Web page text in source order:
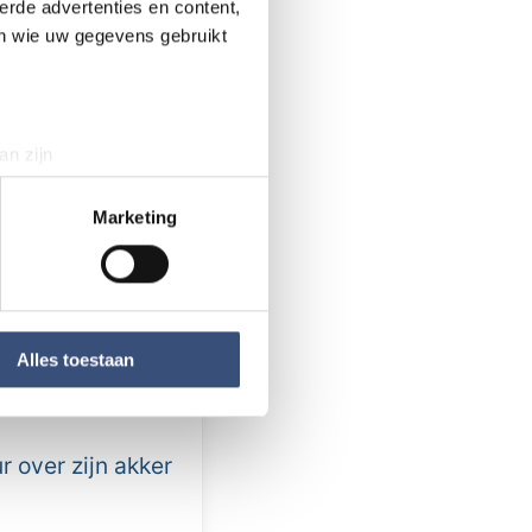
advertenties en content,
wie uw gegevens gebruikt
zijn
detailgedeeltein. U kunt uw
partners voor social
die u aan ze heeft
Marketing
Alles toestaan
aan boord
zijn
over zijn akker